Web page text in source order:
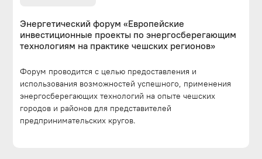
Энергетический форум «Европейские
инвестиционные проекты по энергосберегающим
технологиям на практике чешских регионов»
Форум проводится с целью предоставления и
использования возможностей успешного, применения
энергосберегающих технологий на опыте чешских
городов и районов для представителей
предпринимательских кругов.